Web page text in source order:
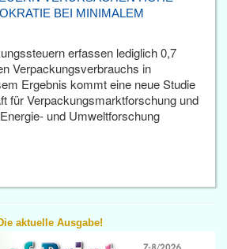
BEI MINIMALEM
erfassen lediglich 0,7
Verpackungsverbrauchs in
Ergebnis kommt eine neue Studie
für Verpackungsmarktforschung und
und Umweltforschung
aktuelle Ausgabe!